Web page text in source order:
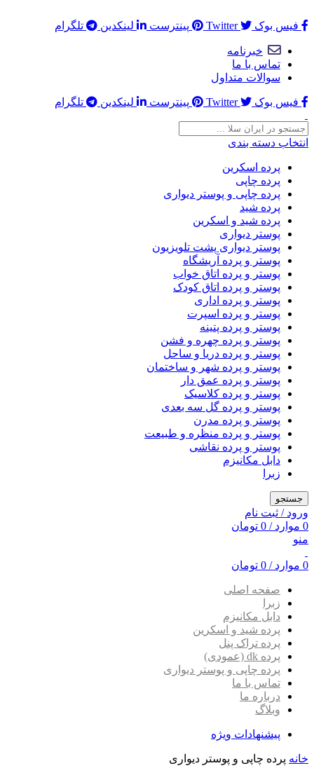
فیس بوک
Twitter پینترست لینکدین تلگرام
خبرنامه
تماس با ما
سوالات متداول
فیس بوک Twitter پینترست لینکدین تلگرام
انتخاب دسته بندی
پرده اسکرین
پرده چاپی
پرده چاپی و پوستر دیواری
پرده شید
پرده شید و اسکرین
پوستر دیواری
پوستر دیواری پشت تلویزیون
پوستر و پرده آریشگاه
پوستر و پرده اتاق خواب
پوستر و پرده اتاق کودک
پوستر و پرده اداری
پوستر و پرده اسپرت
پوستر و پرده پتینه
پوستر و پرده چهره و فشن
پوستر و پرده دریا و ساحل
پوستر و پرده شهر و ساختمان
پوستر و پرده عمق دار
پوستر و پرده کلاسیک
پوستر و پرده گل سه بعدی
پوستر و پرده مدرن
پوستر و پرده منظره و طبیعت
پوستر و پرده نقاشی
دابل مکانیزم
زبرا
جستجو
ورود / ثبت نام
0 موارد /
0 تومان
منو
0 موارد /
0 تومان
صفحه اصلی
زبرا
دابل مکانیزم
پرده شید و اسکرین
پرده تراک پنل
پرده dk (عمودی)
پرده چاپی و پوستر دیواری
تماس با ما
درباره ما
وبلاگ
پیشنهادات ویژه
خانه پرده چاپی و پوستر دیواری